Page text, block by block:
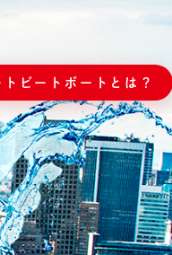
トビートボートとは？